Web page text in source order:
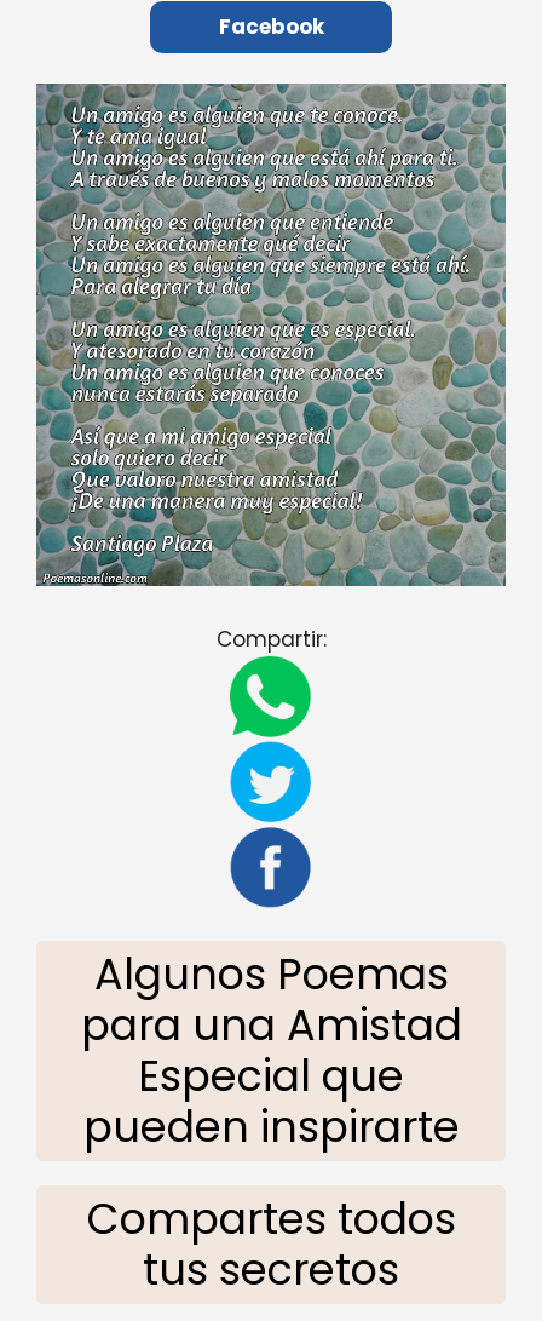
Facebook
Compartir:
Algunos Poemas
para una Amistad
Especial que
pueden inspirarte
Compartes todos
tus secretos